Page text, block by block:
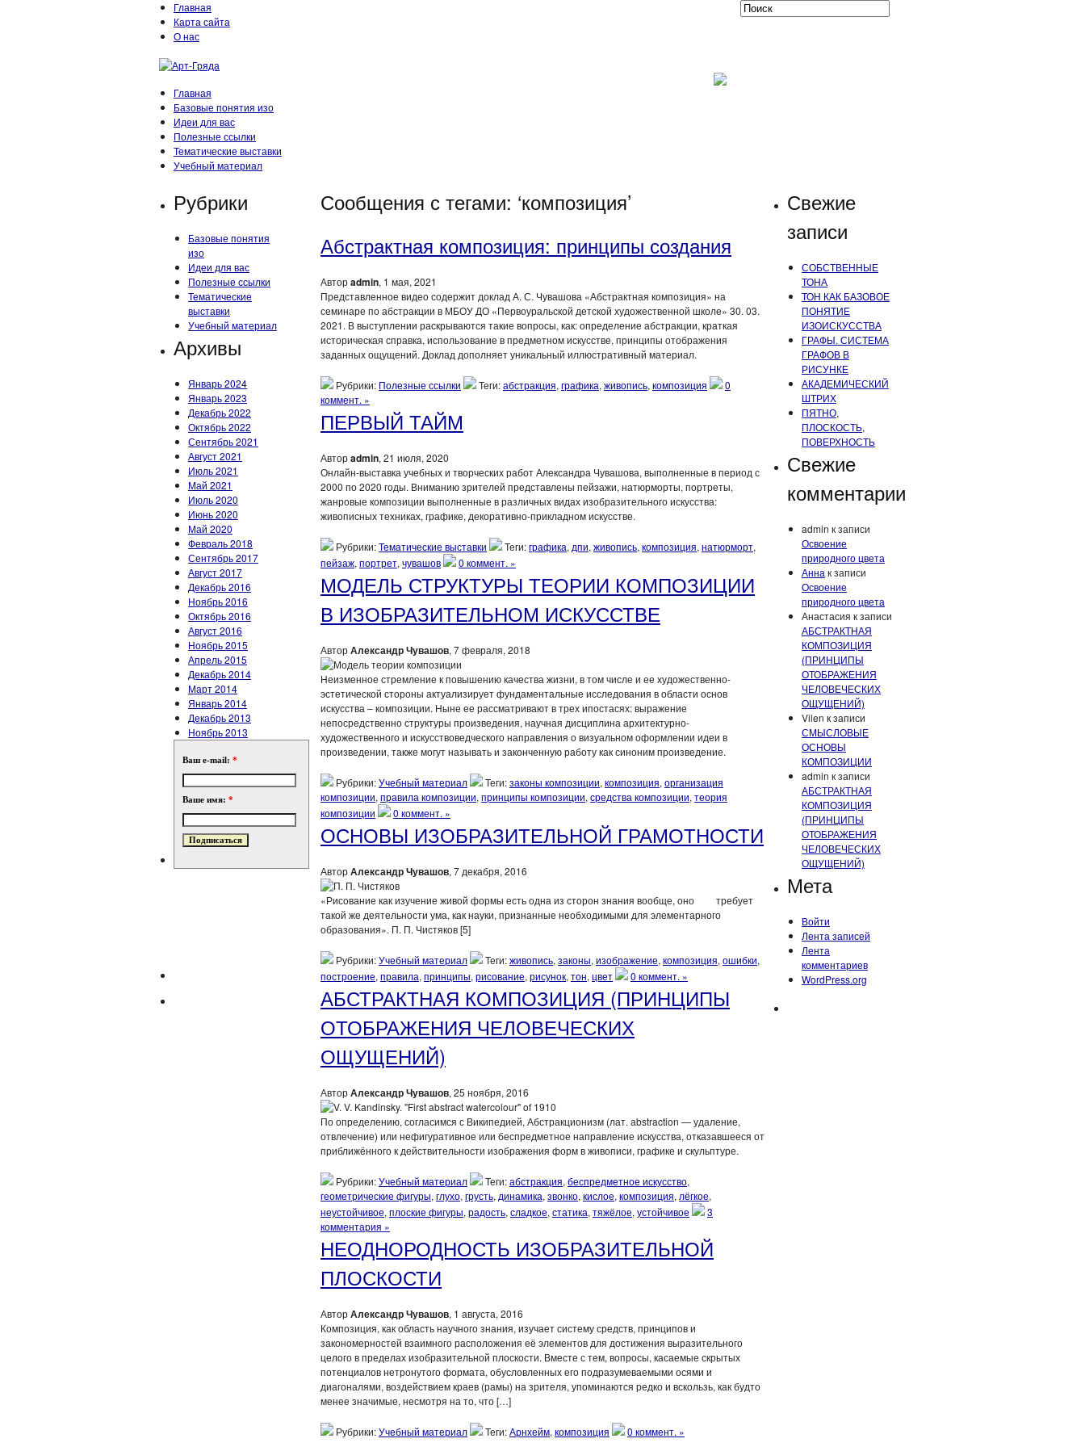
Главная
Карта сайта
О нас
Главная
Базовые понятия изо
Идеи для вас
Полезные ссылки
Тематические выставки
Учебный материал
Рубрики
Базовые понятия
изо
Идеи для вас
Полезные ссылки
Тематические
выставки
Учебный материал
Архивы
Январь 2024
Январь 2023
Декабрь 2022
Октябрь 2022
Сентябрь 2021
Август 2021
Июль 2021
Май 2021
Июль 2020
Июнь 2020
Май 2020
Февраль 2018
Сентябрь 2017
Август 2017
Декабрь 2016
Ноябрь 2016
Октябрь 2016
Август 2016
Ноябрь 2015
Апрель 2015
Декабрь 2014
Март 2014
Январь 2014
Декабрь 2013
Ноябрь 2013
Ваш e-mail: *
Ваше имя: *
Сообщения с тегами: ‘композиция’
Абстрактная композиция: принципы создания
Авторadmin, 1 мая, 2021
Представленное видео содержит доклад А. С. Чувашова «Абстрактная композиция» на
семинаре по абстракции в МБОУ ДО «Первоуральской детской художественной школе» 30. 03.
2021. В выступлении раскрываются такие вопросы, как: определение абстракции, краткая
историческая справка, использование в предметном искусстве, принципы отображения
заданных ощущений. Доклад дополняет уникальный иллюстративный материал.
Рубрики: Полезные ссылки Теги:абстракция, графика, живопись, композиция
0
коммент. »
ПЕРВЫЙ ТАЙМ
Авторadmin, 21 июля, 2020
Онлайн-выставка учебных и творческих работ Александра Чувашова, выполненные в период с
2000 по 2020 годы. Вниманию зрителей представлены пейзажи, натюрморты, портреты,
жанровые композиции выполненные в различных видах изобразительного искусства:
живописных техниках, графике, декоративно-прикладном искусстве.
Рубрики:Тематические выставки Теги:графика, дпи, живопись, композиция, натюрморт,
пейзаж, портрет, чувашов 0 коммент. »
МОДЕЛЬ СТРУКТУРЫ ТЕОРИИ КОМПОЗИЦИИ
В ИЗОБРАЗИТЕЛЬНОМ ИСКУССТВЕ
АвторАлександр Чувашов, 7 февраля, 2018
Неизменное стремление к повышению качества жизни, в том числе и ее художественно-
эстетической стороны актуализирует фундаментальные исследования в области основ
искусства – композиции. Ныне ее рассматривают в трех ипостасях: выражение
непосредственно структуры произведения, научная дисциплина архитектурно-
художественного и искусствоведческого направления о визуальном оформлении идеи в
произведении, также могут называть и законченную работу как синоним произведение.
Рубрики:Учебный материал Теги:законы композиции, композиция, организация
композиции, правила композиции, принципы композиции, средства композиции, теория
композиции
0 коммент. »
ОСНОВЫ ИЗОБРАЗИТЕЛЬНОЙ ГРАМОТНОСТИ
АвторАлександр Чувашов, 7 декабря, 2016
«Рисование как изучение живой формы есть одна из сторон знания вообще, оно требует
такой же деятельности ума, как науки, признанные необходимыми для элементарного
образования». П. П. Чистяков [5]
Рубрики:Учебный материал Теги:живопись, законы, изображение, композиция, ошибки,
построение, правила, принципы, рисование, рисунок, тон, цвет 0 коммент. »
АБСТРАКТНАЯ КОМПОЗИЦИЯ (ПРИНЦИПЫ
ОТОБРАЖЕНИЯ ЧЕЛОВЕЧЕСКИХ
ОЩУЩЕНИЙ)
АвторАлександр Чувашов, 25 ноября, 2016
По определению, согласимся с Википедией, Абстракционизм (лат. аbstraction — удаление,
отвлечение) или нефигуративное или беспредметное направление искусства, отказавшееся от
приближённого к действительности изображения форм в живописи, графике и скульптуре.
Рубрики:Учебный материал Теги:абстракция, беспредметное искусство,
геометрические фигуры, глухо, грусть, динамика, звонко, кислое, композиция, лёгкое,
неустойчивое, плоские фигуры, радость, сладкое, статика, тяжёлое, устойчивое
3
комментария »
НЕОДНОРОДНОСТЬ ИЗОБРАЗИТЕЛЬНОЙ
ПЛОСКОСТИ
АвторАлександр Чувашов, 1 августа, 2016
Композиция, как область научного знания, изучает систему средств, принципов и
закономерностей взаимного расположения её элементов для достижения выразительного
целого в пределах изобразительной плоскости. Вместе с тем, вопросы, касаемые скрытых
потенциалов нетронутого формата, обусловленных его подразумеваемыми осями и
диагоналями, воздействием краев (рамы) на зрителя, упоминаются редко и вскользь, как будто
менее значимые, несмотря на то, что […]
Рубрики:Учебный материал Теги:Арнхейм, композиция 0 коммент. »
Свежие
записи
СОБСТВЕННЫЕ
ТОНА
ТОН КАК БАЗОВОЕ
ПОНЯТИЕ
ИЗОИСКУССТВА
ГРАФЫ. СИСТЕМА
ГРАФОВ В
РИСУНКЕ
АКАДЕМИЧЕСКИЙ
ШТРИХ
ПЯТНО,
ПЛОСКОСТЬ,
ПОВЕРХНОСТЬ
Свежие
комментарии
admin к записи
Освоение
природного цвета
Анна к записи
Освоение
природного цвета
Анастасия к записи
АБСТРАКТНАЯ
КОМПОЗИЦИЯ
(ПРИНЦИПЫ
ОТОБРАЖЕНИЯ
ЧЕЛОВЕЧЕСКИХ
ОЩУЩЕНИЙ)
Vilen к записи
СМЫСЛОВЫЕ
ОСНОВЫ
КОМПОЗИЦИИ
admin к записи
АБСТРАКТНАЯ
КОМПОЗИЦИЯ
(ПРИНЦИПЫ
ОТОБРАЖЕНИЯ
ЧЕЛОВЕЧЕСКИХ
ОЩУЩЕНИЙ)
Мета
Войти
Лента записей
Лента
комментариев
WordPress.org